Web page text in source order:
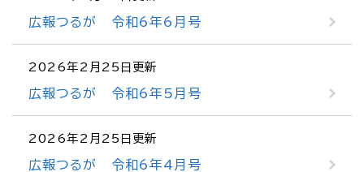
広報つるが 令和6年6月号
2026年2月25日更新
広報つるが 令和6年5月号
2026年2月25日更新
広報つるが 令和6年4月号